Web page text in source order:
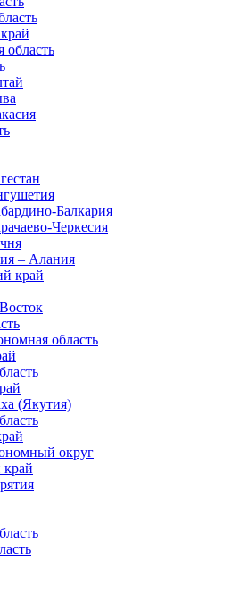
область
Балкария
Черкесия
– Алания
край
область
(Якутия)
округ
край